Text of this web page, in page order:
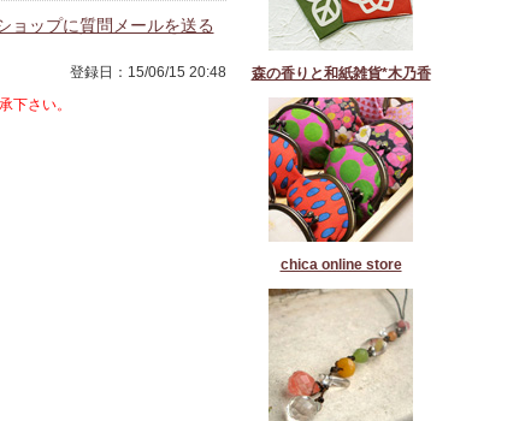
ョップに質問メールを送る
登録日：15/06/15 20:48
下さい。
森の香りと和紙雑貨*木乃香
chica online store